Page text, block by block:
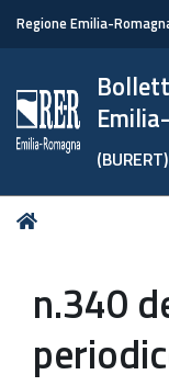
Regione Emilia-
(BURERT)
Tu
n.340